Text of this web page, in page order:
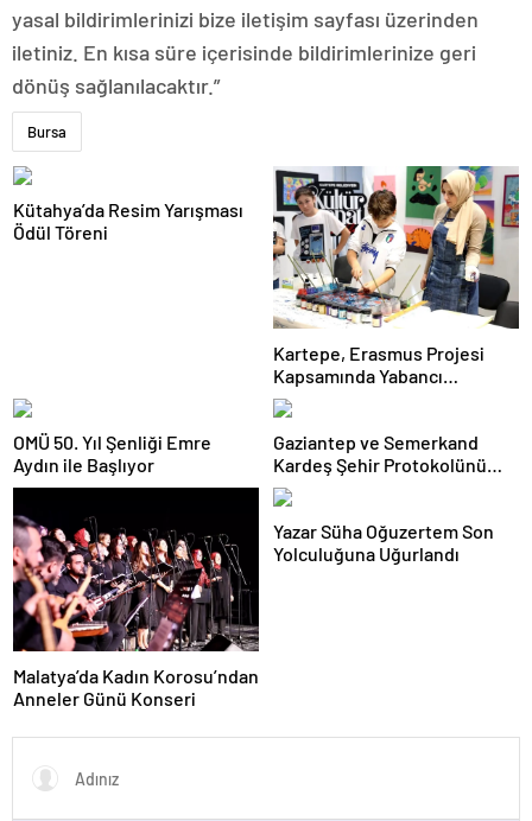
yasal bildirimlerinizi bize iletişim sayfası üzerinden
iletiniz. En kısa süre içerisinde bildirimlerinize geri
dönüş sağlanılacaktır.”
Bursa
Kütahya’da Resim Yarışması
Ödül Töreni
Kartepe, Erasmus Projesi
Kapsamında Yabancı
Öğrencileri Ağırladı
OMÜ 50. Yıl Şenliği Emre
Aydın ile Başlıyor
Gaziantep ve Semerkand
Kardeş Şehir Protokolünü
İmzaladı
Malatya’da Kadın Korosu’ndan
Anneler Günü Konseri
Yazar Süha Oğuzertem Son
Yolculuğuna Uğurlandı